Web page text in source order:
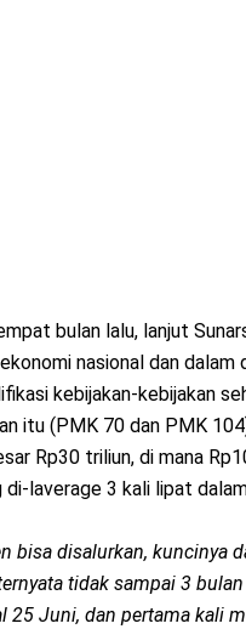
bulan lalu, lanjut
nasional dan dalam
kebijakan-kebijakan
itu (PMK 70 dan PMK
Rp30 triliun, di mana
laverage 3 kali lipat
bisa disalurkan, kuncinya
tidak sampai 3
25 Juni, dan pertama kali